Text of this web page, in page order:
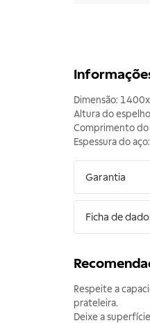
Dimensão:
Altura do
Comprimento
Espessura do
Garantia
Ficha de
Respeite a
prateleira.
Deixe a